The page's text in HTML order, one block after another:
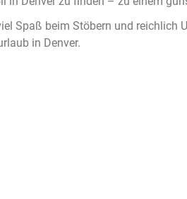
Spaß beim Stöbern und reichlich
in Denver.